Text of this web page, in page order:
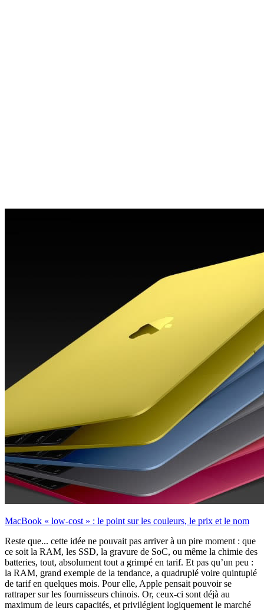
MacBook « low-cost » : le point sur les couleurs, le prix et le nom
Reste que... cette idée ne pouvait pas arriver à un pire moment : que
ce soit la RAM, les SSD, la gravure de SoC, ou même la chimie des
batteries, tout, absolument tout a grimpé en tarif. Et pas qu’un peu :
la RAM, grand exemple de la tendance, a quadruplé voire quintuplé
de tarif en quelques mois. Pour elle, Apple pensait pouvoir se
rattraper sur les fournisseurs chinois. Or, ceux-ci sont déjà au
maximum de leurs capacités, et privilégient logiquement le marché